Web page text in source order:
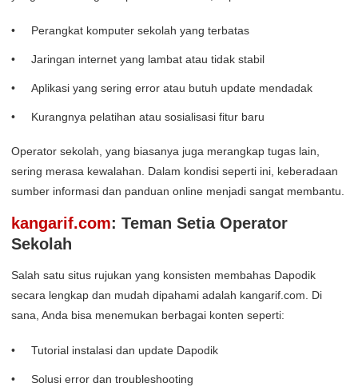
Perangkat komputer sekolah yang terbatas
Jaringan internet yang lambat atau tidak stabil
Aplikasi yang sering error atau butuh update mendadak
Kurangnya pelatihan atau sosialisasi fitur baru
Operator sekolah, yang biasanya juga merangkap tugas lain,
sering merasa kewalahan. Dalam kondisi seperti ini, keberadaan
sumber informasi dan panduan online menjadi sangat membantu.
kangarif.com: Teman Setia Operator
Sekolah
Salah satu situs rujukan yang konsisten membahas Dapodik
secara lengkap dan mudah dipahami adalah kangarif.com. Di
sana, Anda bisa menemukan berbagai konten seperti:
Tutorial instalasi dan update Dapodik
Solusi error dan troubleshooting